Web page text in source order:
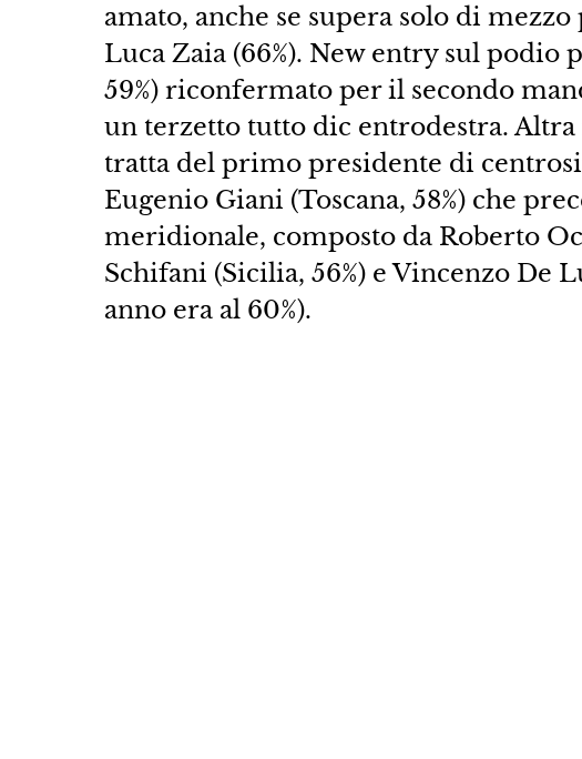
amato, anche se supera solo di
Luca Zaia (66%). New entry sul
59%) riconfermato per il secondo
un terzetto tutto dic entrodestra.
tratta del primo presidente di
Eugenio Giani (Toscana, 58%) che
meridionale, composto da Roberto
Schifani (Sicilia, 56%) e Vincenzo De
anno era al 60%).